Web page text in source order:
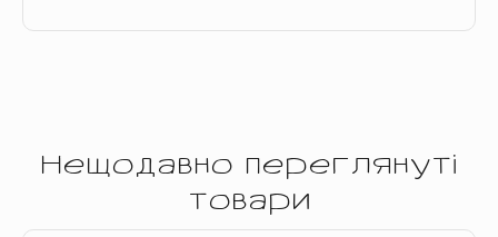
Нещодавно переглянуті
товари